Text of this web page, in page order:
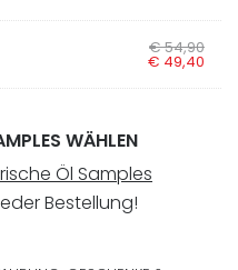
€54,90
€ 49,40
WÄHLEN
Öl Samples
Bestellung!